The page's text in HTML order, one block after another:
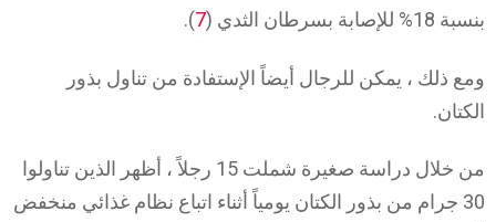
بنسبة 18% للإصابة بسرطان الثدي (
7
).
ومع ذلك ، يمكن للرجال أيضاً الإستفادة من تناول بذور
الكتان.
من خلال دراسة صغيرة شملت 15 رجلاً ، أظهر الذين تناولوا
30 جرام من بذور الكتان يومياً أثناء اتباع نظام غذائي منخفض